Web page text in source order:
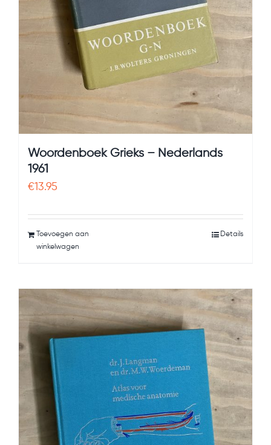
Woordenboek Grieks – Nederlands
1961
€13.95
Toevoegen aan
winkelwagen
Details